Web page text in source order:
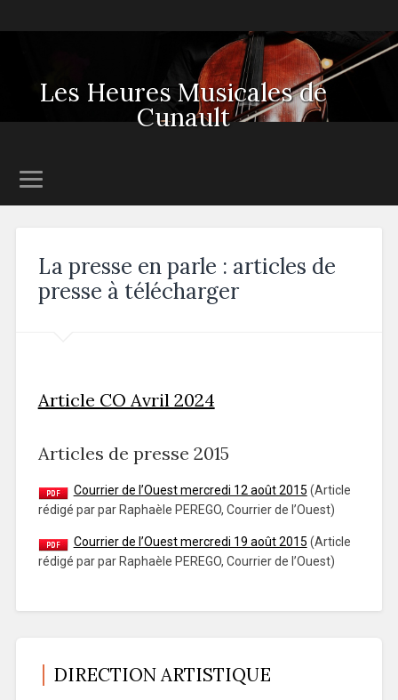
Les Heures Musicales de
Cunault
La presse en parle : articles de
presse à télécharger
Article CO Avril 2024
Articles de presse 2015
Courrier de l’Ouest mercredi 12 août 2015 (Article
rédigé par par Raphaèle PEREGO, Courrier de l’Ouest)
Courrier de l’Ouest mercredi 19 août 2015 (Article
rédigé par par Raphaèle PEREGO, Courrier de l’Ouest)
DIRECTION ARTISTIQUE